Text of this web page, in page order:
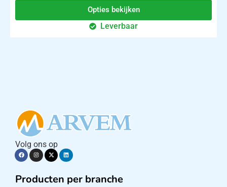
Opties bekijken
Leverbaar
Volg ons op
Producten per branche